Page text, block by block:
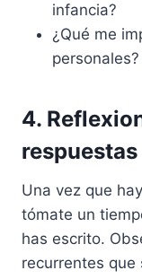
infancia?
¿Qué me
personales?
4.
respuestas
Una vez que
tómate un
has escrito.
recurrentes que